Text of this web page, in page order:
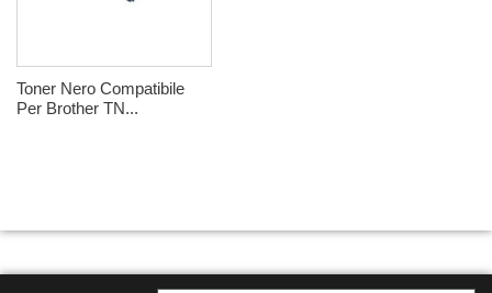
Toner Nero Compatibile
Per Brother TN...